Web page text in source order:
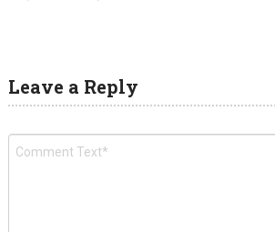
Leave a Reply